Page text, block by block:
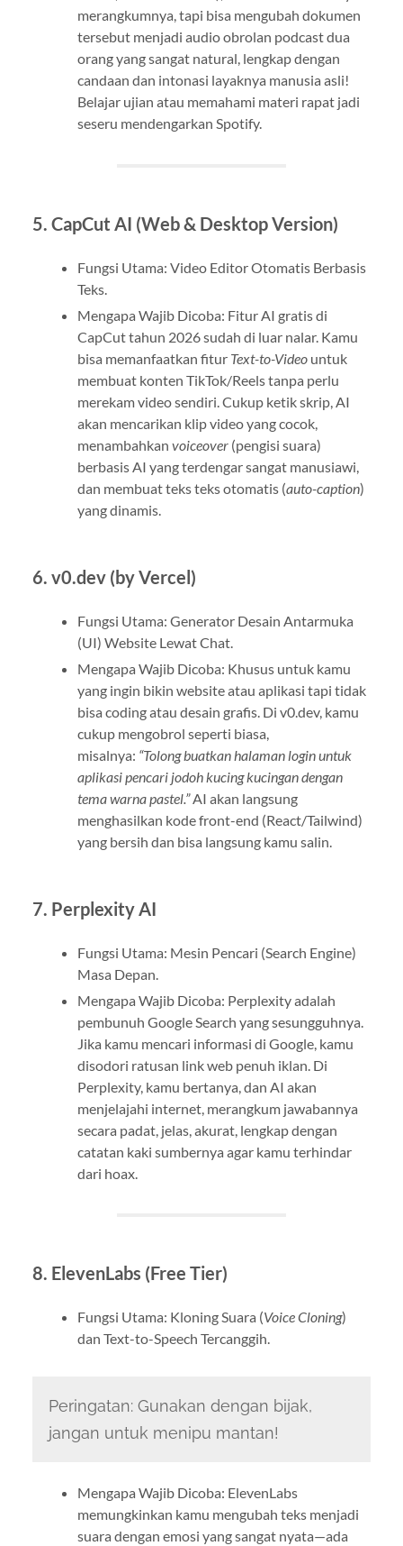
merangkumnya, tapi bisa mengubah dokumen
tersebut menjadi audio obrolan podcast dua
orang yang sangat natural, lengkap dengan
candaan dan intonasi layaknya manusia asli!
Belajar ujian atau memahami materi rapat jadi
seseru mendengarkan Spotify.
5. CapCut AI (Web & Desktop Version)
Fungsi Utama: Video Editor Otomatis Berbasis
Teks.
Mengapa Wajib Dicoba: Fitur AI gratis di
CapCut tahun 2026 sudah di luar nalar. Kamu
bisa memanfaatkan fitur Text-to-Videountuk
membuat konten TikTok/Reels tanpa perlu
merekam video sendiri. Cukup ketik skrip, AI
akan mencarikan klip video yang cocok,
menambahkan voiceover(pengisi suara)
berbasis AI yang terdengar sangat manusiawi,
dan membuat teks teks otomatis (auto-caption)
yang dinamis.
6. v0.dev (by Vercel)
Fungsi Utama: Generator Desain Antarmuka
(UI) Website Lewat Chat.
Mengapa Wajib Dicoba: Khusus untuk kamu
yang ingin bikin website atau aplikasi tapi tidak
bisa coding atau desain grafis. Di v0.dev, kamu
cukup mengobrol seperti biasa,
misalnya: “Tolong buatkan halaman login untuk
aplikasi pencari jodoh kucing kucingan dengan
tema warna pastel.”AI akan langsung
menghasilkan kode front-end (React/Tailwind)
yang bersih dan bisa langsung kamu salin.
7. Perplexity AI
Fungsi Utama: Mesin Pencari (Search Engine)
Masa Depan.
Mengapa Wajib Dicoba: Perplexity adalah
pembunuh Google Search yang sesungguhnya.
Jika kamu mencari informasi di Google, kamu
disodori ratusan link web penuh iklan. Di
Perplexity, kamu bertanya, dan AI akan
menjelajahi internet, merangkum jawabannya
secara padat, jelas, akurat, lengkap dengan
catatan kaki sumbernya agar kamu terhindar
dari hoax.
8. ElevenLabs (Free Tier)
Fungsi Utama: Kloning Suara (Voice Cloning)
dan Text-to-Speech Tercanggih.
Peringatan: Gunakan dengan bijak,
jangan untuk menipu mantan!
Mengapa Wajib Dicoba: ElevenLabs
memungkinkan kamu mengubah teks menjadi
suara dengan emosi yang sangat nyata—ada